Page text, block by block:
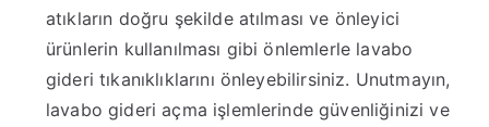
atıkların doğru şekilde atılması ve önleyici
ürünlerin kullanılması gibi önlemlerle lavabo
gideri tıkanıklıklarını önleyebilirsiniz. Unutmayın,
lavabo gideri açma işlemlerinde güvenliğinizi ve